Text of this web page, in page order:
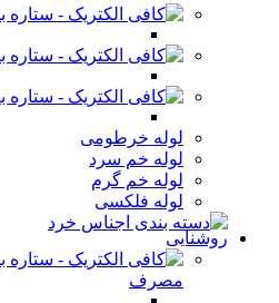
لوله خرطومی
لوله خم سرد
لوله خم گرم
لوله فلکسی
روشنایی
مصرف